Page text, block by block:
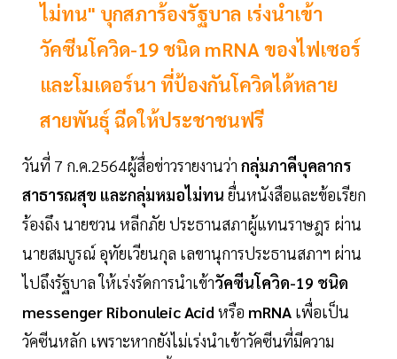
ไม่ทน" บุกสภาร้องรัฐบาล เร่งนำเข้า
วัคซีนโควิด-19 ชนิด mRNA ของไฟเซอร์
และโมเดอร์นา ที่ป้องกันโควิดได้หลาย
สายพันธุ์ ฉีดให้ประชาชนฟรี
วันที่ 7 ก.ค.2564ผู้สื่อข่าวรายงานว่า กลุ่มภาคีบุคลากร
สาธารณสุข และกลุ่มหมอไม่ทน ยื่นหนังสือและข้อเรียก
ร้องถึง นายชวน หลีกภัย ประธานสภาผู้แทนราษฎร ผ่าน
นายสมบูรณ์ อุทัยเวียนกุล เลขานุการประธานสภาฯ ผ่าน
ไปถึงรัฐบาล ให้เร่งรัดการนำเข้าวัคซีนโควิด-19 ชนิด
messenger Ribonuleic Acid หรือ mRNA เพื่อเป็น
วัคซีนหลัก เพราะหากยังไม่เร่งนำเข้าวัคซีนที่มีความ